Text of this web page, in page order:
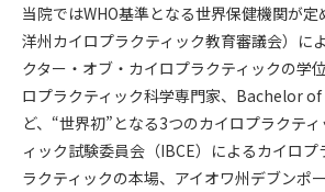
当院ではWHO基準となる世界保健機関が
洋州カイロプラクティック教育審議会）
クター・オブ・カイロプラクティックの
ロプラクティック科学専門家、Bachelor
ど、“世界初”となる3つのカイロプラクテ
ィック試験委員会（IBCE）によるカイロ
ラクティックの本場、アイオワ州デブンポ